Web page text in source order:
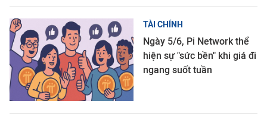
TÀI CHÍNH
Ngày 5/6, Pi Network thể
hiện sự "sức bền" khi giá đi
ngang suốt tuần